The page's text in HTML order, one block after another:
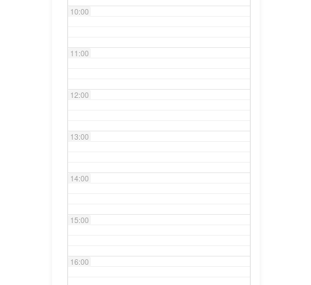
10:00
11:00
12:00
13:00
14:00
15:00
16:00